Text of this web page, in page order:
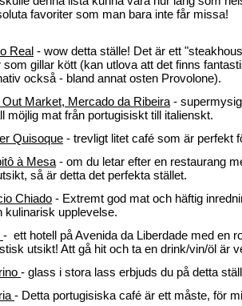
favoriter som man bara inte får missa!
Real - wow detta ställe! Det är ett
som gillar kött (kan utlova att det finns
också - bland annat osten Provolone).
Out Market, Mercado da Ribeira -
möjlig mat från portugisiskt till italienskt.
Quisoque - trevligt litet café som är perfekt
à Mesa - om du letar efter en restaurang
så är detta det perfekta stället.
Chiado - Extremt god mat och häftig
kulinarisk upplevelse.
- ett hotell på Avenida da Liberdade med en
utsikt! Att gå hit och ta en drink/vin/öl är
- glass i stora lass erbjuds du på detta
- Detta portugisiska café är ett måste, för